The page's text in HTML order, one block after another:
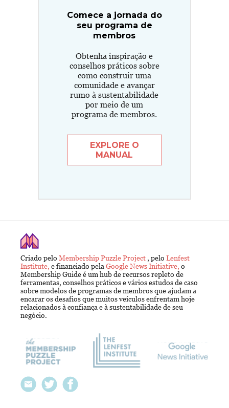
Comece a jornada do
seu programa de
membros
Obtenha inspiração e
conselhos práticos sobre
como construir uma
comunidade e avançar
rumo à sustentabilidade
por meio de um
programa de membros.
EXPLORE O
MANUAL
Criado pelo Membership Puzzle Project , pelo Lenfest
Institute, e financiado pela Google News Initiative, o
Membership Guide é um hub de recursos repleto de
ferramentas, conselhos práticos e vários estudos de caso
sobre modelos de programas de membros que ajudam a
encarar os desafios que muitos veículos enfrentam hoje
relacionados à confiança e à sustentabilidade de seu
negócio.